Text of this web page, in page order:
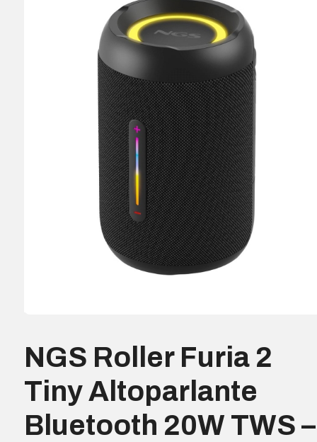
NGS Roller Furia 2
Tiny Altoparlante
Bluetooth 20W TWS –